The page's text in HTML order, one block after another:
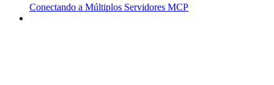
Conectando a Múltiplos Servidores MCP